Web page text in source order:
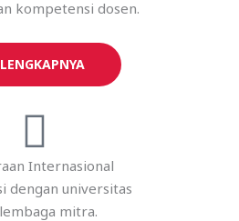
kompetensi dosen.
Internasional
dengan universitas
mitra.